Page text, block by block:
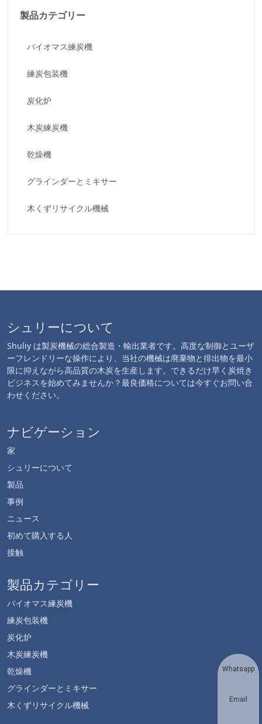
製品カテゴリー
バイオマス練炭機
練炭包装機
炭化炉
木炭練炭機
乾燥機
グラインダーとミキサー
木くずリサイクル機械
シュリーについて
Shuliy は製炭機械の総合製造・輸出業者です。高度な制御とユーザ
ーフレンドリーな操作により、当社の機械は廃棄物と排出物を最小
限に抑えながら高品質の木炭を生産します。できるだけ早く炭焼き
ビジネスを始めてみませんか？最良価格については今すぐお問い合
わせください。
ナビゲーション
家
シュリーについて
製品
事例
ニュース
初めて購入する人
接触
製品カテゴリー
バイオマス練炭機
練炭包装機
炭化炉
木炭練炭機
乾燥機
グラインダーとミキサー
木くずリサイクル機械
Whatsapp
Email